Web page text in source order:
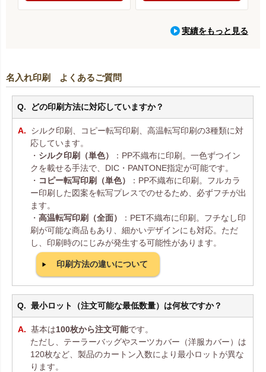
実績をもっと見る
名入れ印刷 よくあるご質問
どの印刷方法に対応していますか？
シルク印刷、コピー転写印刷、高温転写印刷の3種類に対
応しています。
・ シルク印刷（単色）
：PP不織布に印刷。一色ずつイン
クを載せる手法で、DIC・PANTONE指定が可能です。
・ コピー転写印刷（単色）
：PP不織布に印刷。フルカラ
ー印刷した図案を転写プレスでのせるため、必ずフチが出
ます。
・ 高温転写印刷（全面）
：PET不織布に印刷。フチなし印
刷が可能な商品もあり、細かいデザインにも対応。ただ
し、印刷時のにじみが発生する可能性があります。
印刷方法の違いについて
最小ロット（注文可能な最低数量）は何枚ですか？
基本は100枚から注文可能です。
ただし、テーラーバッグやスーツカバー（洋服カバー）は
120枚など、製品のカートン入数により最小ロットが異な
ります。